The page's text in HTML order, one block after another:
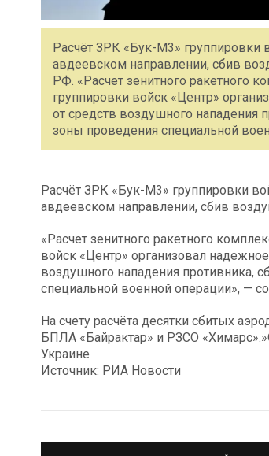
Расчёт ЗРК «Бук-М3» группировки
авдеевском направлении, сбив
РФ. «Расчет зенитного ракетного
группировки войск «Центр»
от средств воздушного нападения
зоны проведения специальной
Расчёт ЗРК «Бук-М3» группировки
авдеевском направлении, сбив
«Расчет зенитного ракетного
войск «Центр» организовал
воздушного нападения противника,
специальной военной операции», —
На счету расчёта десятки сбитых
БПЛА «Байрактар» и РЗСО
Украине
Источник: РИА Новости